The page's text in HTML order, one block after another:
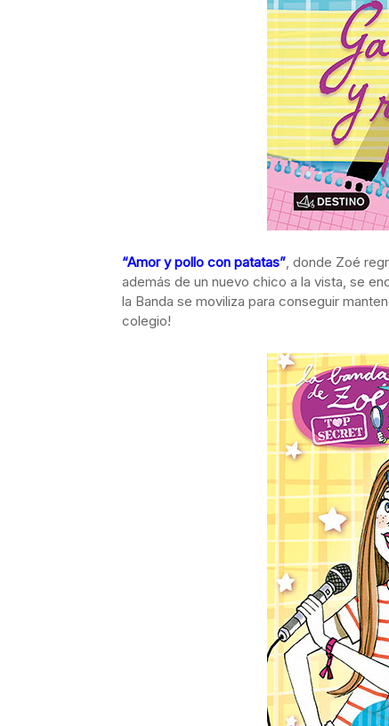
“Amor y pollo con patatas”, donde Zoé
además de un nuevo chico a la vista, se
la Banda se moviliza para conseguir
colegio!